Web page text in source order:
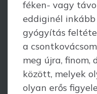
féken- vagy
eddiginél inkább
gyógyítás
a
meg újra, finom,
között, melyek
olyan erős